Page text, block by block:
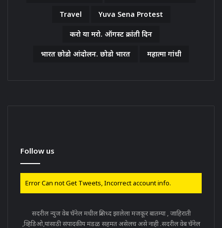
Travel Yuva Sena Protest
करो या मरो. ऑगस्ट क्रांती दिन
भारत छोडो आंदोलन. छोडो भारत महात्मा गांधी
Follow us
Error Can not Get Tweets, Incorrect account info.
सदरील न्युज वेब चॅनेल मधील प्रसिध्द झालेला मजकूर बातम्या , जाहिराती
,व्हिडिओ,यांसाठी संपादकीय मंडळ सहमत असेलच असे नाही .सदरील वेब चॅनेल